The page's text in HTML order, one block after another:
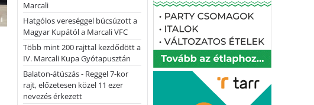
Marcali
Hatgólos vereséggel búcsúzott a
Magyar Kupától a Marcali VFC
Több mint 200 rajttal kezdődött a
IV. Marcali Kupa Gyótapusztán
Balaton-átúszás - Reggel 7-kor
rajt, előzetesen közel 11 ezer
nevezés érkezett